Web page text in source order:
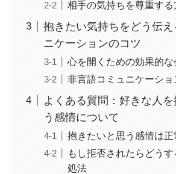
相手の気持ちを尊重する
抱きたい気持ちをどう伝え
ニケーションのコツ
心を開くための効果的な
非言語コミュニケーショ
よくある質問：好きな人
う感情について
抱きたいと思う感情は正
もし拒否されたらどう
処法